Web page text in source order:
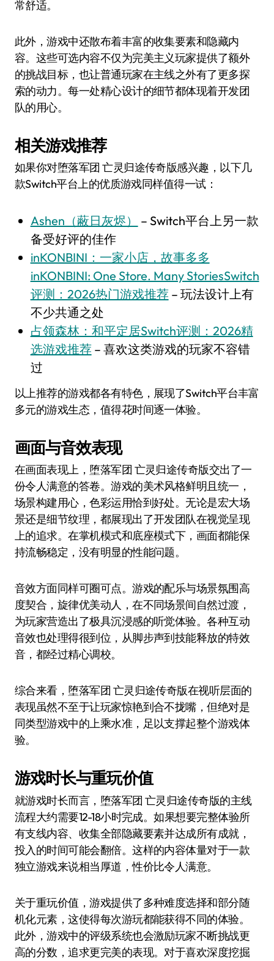
常舒适。
此外，游戏中还散布着丰富的收集要素和隐藏内
容。这些可选内容不仅为完美主义玩家提供了额外
的挑战目标，也让普通玩家在主线之外有了更多探
索的动力。每一处精心设计的细节都体现着开发团
队的用心。
相关游戏推荐
如果你对堕落军团 亡灵归途传奇版感兴趣，以下几
款Switch平台上的优质游戏同样值得一试：
Ashen（蔽日灰烬）
– Switch平台上另一款
备受好评的佳作
inKONBINI：一家小店，故事多多
inKONBINI: One Store. Many StoriesSwitch
评测：2026热门游戏推荐– 玩法设计上有
不少共通之处
占领森林：和平定居Switch评测：2026精
选游戏推荐– 喜欢这类游戏的玩家不容错
过
以上推荐的游戏都各有特色，展现了Switch平台丰富
多元的游戏生态，值得花时间逐一体验。
画面与音效表现
在画面表现上，堕落军团 亡灵归途传奇版交出了一
份令人满意的答卷。游戏的美术风格鲜明且统一，
场景构建用心，色彩运用恰到好处。无论是宏大场
景还是细节纹理，都展现出了开发团队在视觉呈现
上的追求。在掌机模式和底座模式下，画面都能保
持流畅稳定，没有明显的性能问题。
音效方面同样可圈可点。游戏的配乐与场景氛围高
度契合，旋律优美动人，在不同场景间自然过渡，
为玩家营造出了极具沉浸感的听觉体验。各种互动
音效也处理得很到位，从脚步声到技能释放的特效
音，都经过精心调校。
综合来看，堕落军团 亡灵归途传奇版在视听层面的
表现虽然不至于让玩家惊艳到合不拢嘴，但绝对是
同类型游戏中的上乘水准，足以支撑起整个游戏体
验。
游戏时长与重玩价值
就游戏时长而言，堕落军团 亡灵归途传奇版的主线
流程大约需要12-18小时完成。如果想要完整体验所
有支线内容、收集全部隐藏要素并达成所有成就，
投入的时间可能会翻倍。这样的内容体量对于一款
独立游戏来说相当厚道，性价比令人满意。
关于重玩价值，游戏提供了多种难度选择和部分随
机化元素，这使得每次游玩都能获得不同的体验。
此外，游戏中的评级系统也会激励玩家不断挑战更
高的分数，追求更完美的表现。对于喜欢深度挖掘